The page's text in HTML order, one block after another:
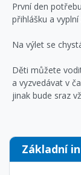
První den
přihlášku a
Na výlet se
Děti můžete
a vyzvedávat v
jinak bude sraz
Základní